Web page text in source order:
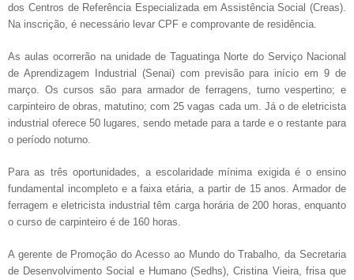
dos Centros de Referência Especializada em Assistência Social (Creas).
Na inscrição, é necessário levar CPF e comprovante de residência.
As aulas ocorrerão na unidade de Taguatinga Norte do Serviço Nacional
de Aprendizagem Industrial (Senai) com previsão para início em 9 de
março. Os cursos são para armador de ferragens, turno vespertino; e
carpinteiro de obras, matutino; com 25 vagas cada um. Já o de eletricista
industrial oferece 50 lugares, sendo metade para a tarde e o restante para
o período noturno.
Para as três oportunidades, a escolaridade mínima exigida é o ensino
fundamental incompleto e a faixa etária, a partir de 15 anos. Armador de
ferragem e eletricista industrial têm carga horária de 200 horas, enquanto
o curso de carpinteiro é de 160 horas.
A gerente de Promoção do Acesso ao Mundo do Trabalho, da Secretaria
de Desenvolvimento Social e Humano (Sedhs), Cristina Vieira, frisa que